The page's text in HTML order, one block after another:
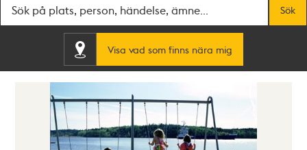
Sök
Visa vad som finns nära mig